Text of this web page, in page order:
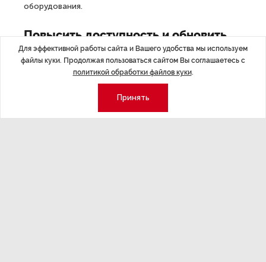
оборудования.
Повысить доступность и обновить
технику
Как рассказали редакции «Эксперт Северо-Запад»
в городском Комитете по здравоохранению, главные
направления проекта «Модернизация первичного
Для эффективной работы сайта и Вашего удобства мы используем
файлы куки. Продолжая пользоваться сайтом Вы соглашаетесь с
политикой обработки файлов куки.
Принять